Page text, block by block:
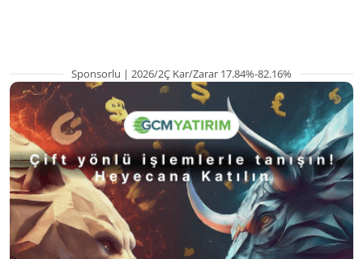
Sponsorlu | 2026/2Ç Kar/Zarar 17.84%-82.16%